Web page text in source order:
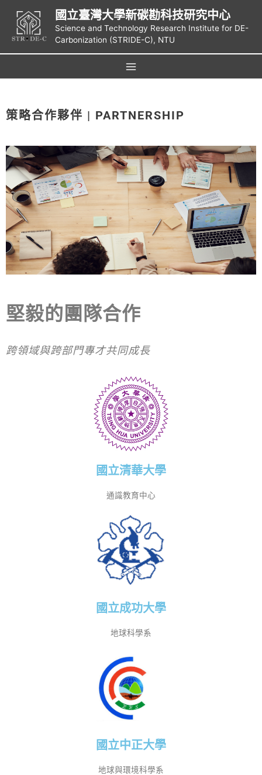
國立臺灣大學新碳勘科技研究中心
Science and Technology Research Institute for DE-
Carbonization (STRIDE-C), NTU
策略合作夥伴 | PARTNERSHIP
堅毅的團隊合作
跨領域與跨部門專才共同成長
國立清華大學
通識教育中心
國立成功大學
地球科學系
國立中正大學
地球與環境科學系